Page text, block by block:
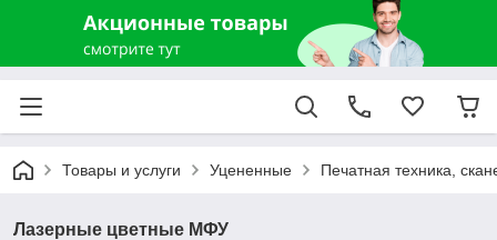
Товары и услуги Уцененные Печатная техника,
Лазерные цветные МФУ